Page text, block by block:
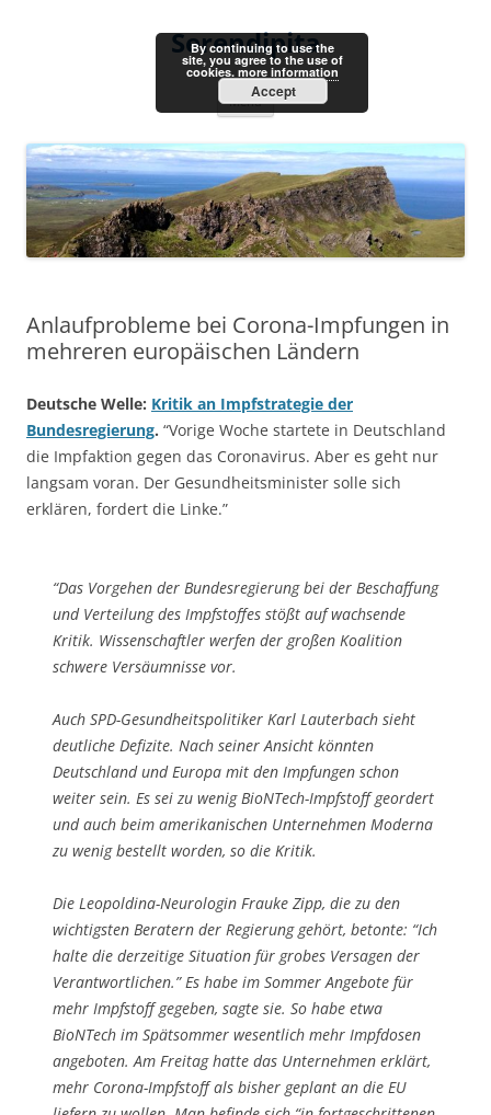
Serendipita
Menu
Anlaufprobleme bei Corona-Impfungen in
mehreren europäischen Ländern
Deutsche Welle: Kritik an Impfstrategie der
Bundesregierung. “Vorige Woche startete in Deutschland
die Impfaktion gegen das Coronavirus. Aber es geht nur
langsam voran. Der Gesundheitsminister solle sich
erklären, fordert die Linke.”
“Das Vorgehen der Bundesregierung bei der Beschaffung
und Verteilung des Impfstoffes stößt auf wachsende
Kritik. Wissenschaftler werfen der großen Koalition
schwere Versäumnisse vor.
Auch SPD-Gesundheitspolitiker Karl Lauterbach sieht
deutliche Defizite. Nach seiner Ansicht könnten
Deutschland und Europa mit den Impfungen schon
weiter sein. Es sei zu wenig BioNTech-Impfstoff geordert
und auch beim amerikanischen Unternehmen Moderna
zu wenig bestellt worden, so die Kritik.
Die Leopoldina-Neurologin Frauke Zipp, die zu den
wichtigsten Beratern der Regierung gehört, betonte: “Ich
halte die derzeitige Situation für grobes Versagen der
Verantwortlichen.” Es habe im Sommer Angebote für
mehr Impfstoff gegeben, sagte sie. So habe etwa
BioNTech im Spätsommer wesentlich mehr Impfdosen
angeboten. Am Freitag hatte das Unternehmen erklärt,
mehr Corona-Impfstoff als bisher geplant an die EU
By continuing to use the
site, you agree to the use of
cookies. more information
Accept